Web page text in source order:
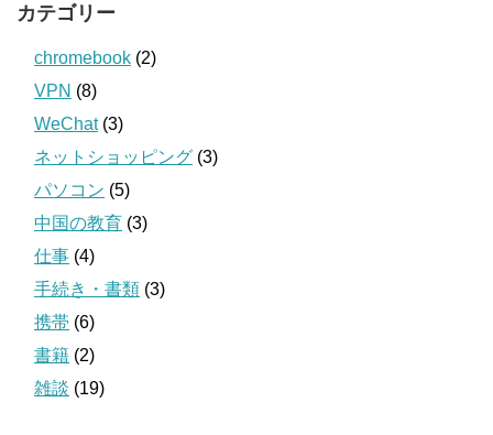
カテゴリー
chromebook (2)
VPN (8)
WeChat(3)
ネットショッピング (3)
パソコン (5)
中国の教育 (3)
仕事 (4)
手続き・書類 (3)
携帯 (6)
書籍 (2)
雑談 (19)